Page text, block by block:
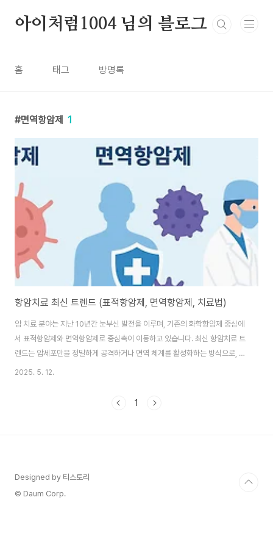
아이처럼1004 님의 블로그
홈 태그 방명록
면역항암제 1
항암치료 최신 트렌드 (표적항암제, 면역항암제, 치료법)
암 치료 분야는 지난 10년간 눈부신 발전을 이루며, 기존의 화학항암제 중심에
서 표적항암제와 면역항암제로 중심축이 이동하고 있습니다. 최신 항암치료 트
렌드는 암세포만을 정밀하게 공격하거나 면역 체계를 활성화하는 방식으로, 치
료 효과는 높이고 부작용은 줄이는 데 초점을 맞추고 있습니다. 이 글에서는 표
에 대해 자세히 살펴보겠습니다. 표적항암제의 원리와 효과 표적항암제는 암세
2025. 5. 12.
1
Designed by 티스토리
© Daum Corp.